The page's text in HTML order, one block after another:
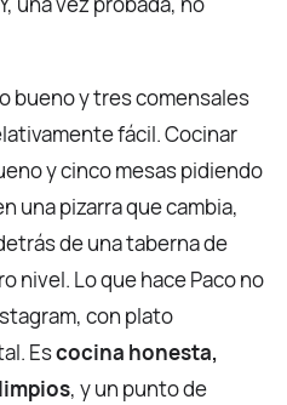
bueno y tres comensales
fácil. Cocinar
y cinco mesas pidiendo
una pizarra que cambia,
de una taberna de
nivel. Lo que hace Paco no
con plato
Escocina honesta,
, y un punto de